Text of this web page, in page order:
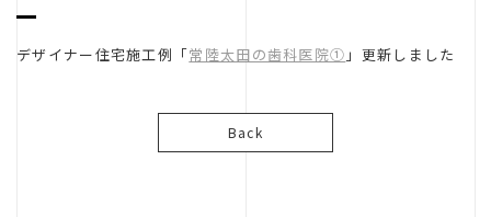
レントハウス
デザイナー住宅施工例「常陸太田の歯科医院① 」更新しました
Back